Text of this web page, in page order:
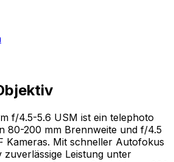
f/4.5-5.6 USM ist ein telephoto
80-200 mm Brennweite und f/4.5
Kameras. Mit schneller Autofokus
zuverlässige Leistung unter